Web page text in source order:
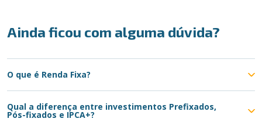
Ainda ficou com alguma dúvida?
O que é Renda Fixa?
Qual a diferença entre investimentos Prefixados,
Pós-fixados e IPCA+?